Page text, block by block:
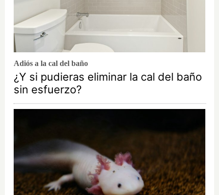
Adiós a la cal del baño
¿Y si pudieras eliminar la cal del baño
sin esfuerzo?